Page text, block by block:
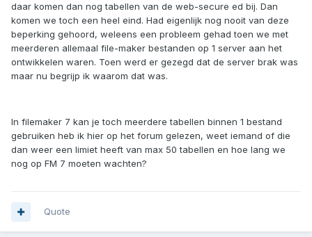
daar komen dan nog tabellen van de web-secure ed bij. Dan
komen we toch een heel eind. Had eigenlijk nog nooit van deze
beperking gehoord, weleens een probleem gehad toen we met
meerderen allemaal file-maker bestanden op 1 server aan het
ontwikkelen waren. Toen werd er gezegd dat de server brak was
maar nu begrijp ik waarom dat was.
In filemaker 7 kan je toch meerdere tabellen binnen 1 bestand
gebruiken heb ik hier op het forum gelezen, weet iemand of die
dan weer een limiet heeft van max 50 tabellen en hoe lang we
nog op FM 7 moeten wachten?
Quote